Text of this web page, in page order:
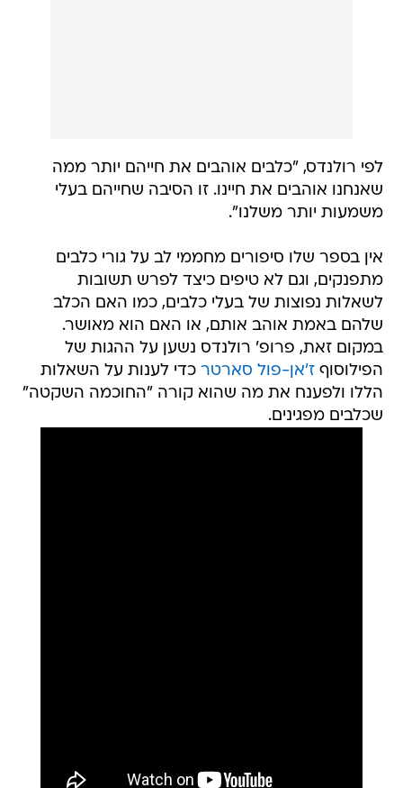
לפי רולנדס, "כלבים אוהבים את חייהם יותר ממה
שאנחנו אוהבים את חיינו. זו הסיבה שחייהם בעלי
משמעות יותר משלנו".
אין בספר שלו סיפורים מחממי לב על גורי כלבים
מתפנקים, וגם לא טיפים כיצד לפרש תשובות
לשאלות נפוצות של בעלי כלבים, כמו האם הכלב
שלהם באמת אוהב אותם, או האם הוא מאושר.
במקום זאת, פרופ' רולנדס נשען על ההגות של
הפילוסוףז'אן-פול סארטר כדי לענות על השאלות
הללו ולפענח את מה שהוא קורה "החוכמה השקטה"
שכלבים מפגינים.